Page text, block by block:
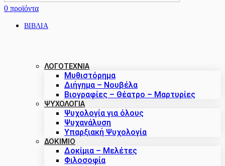
0 προϊόντα
ΒΙΒΛΙΑ
ΛΟΓΟΤΕΧΝΙΑ
Μυθιστόρημα
Διήγημα – Νουβέλα
Βιογραφίες – Θέατρο – Μαρτυρίες
ΨΥΧΟΛΟΓΙΑ
Ψυχολογία για όλους
Ψυχανάλυση
Υπαρξιακή Ψυχολογία
ΔΟΚΊΜΙΟ
Δοκίμια – Μελέτες
Φιλοσοφία